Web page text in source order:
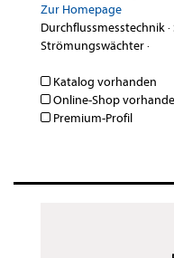
Zur Homepage
Durchflussmesstechnik·
Strömungswächter·
Katalog vorhanden
Online-Shop
Premium-Profil